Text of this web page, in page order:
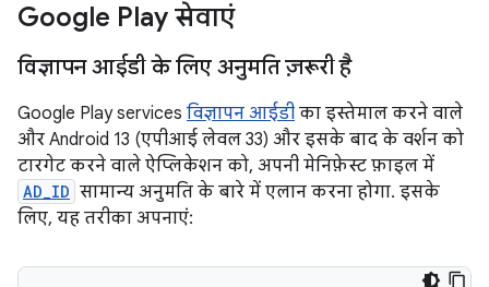
Google Play सेवाएं
विज्ञापन आईडी के लिए अनुमति ज़रूरी है
Google Play services विज्ञापन आईडी का इस्तेमाल करने वाले
और Android 13 (एपीआई लेवल 33) और इसके बाद के वर्शन को
टारगेट करने वाले ऐप्लिकेशन को, अपनी मेनिफ़ेस्ट फ़ाइल में
AD_ID सामान्य अनुमति के बारे में एलान करना होगा. इसके
लिए, यह तरीका अपनाएं: